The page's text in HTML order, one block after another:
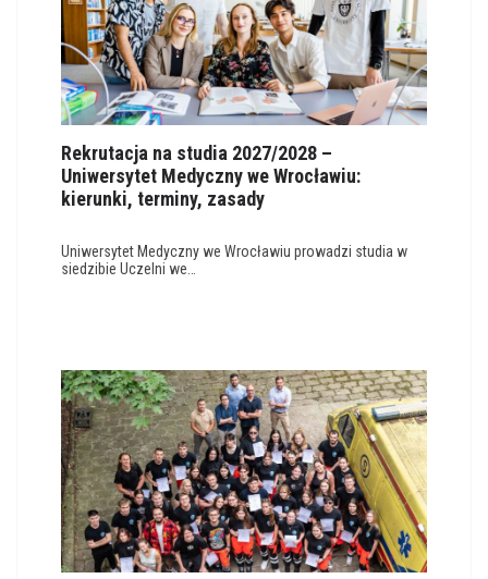
Rekrutacja na studia 2027/2028 –
Uniwersytet Medyczny we Wrocławiu:
kierunki, terminy, zasady
Uniwersytet Medyczny we Wrocławiu prowadzi studia w
siedzibie Uczelni we…